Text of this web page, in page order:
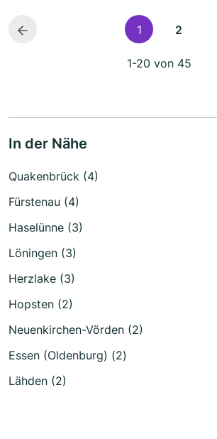
1 2
1-20 von 45
In der Nähe
Quakenbrück (4)
Fürstenau (4)
Haselünne (3)
Löningen (3)
Herzlake (3)
Hopsten (2)
Neuenkirchen-Vörden (2)
Essen (Oldenburg) (2)
Lähden (2)